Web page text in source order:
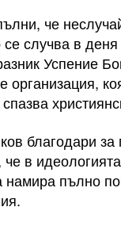
че
се случва в
Успение
благодари за
в
намира пълно